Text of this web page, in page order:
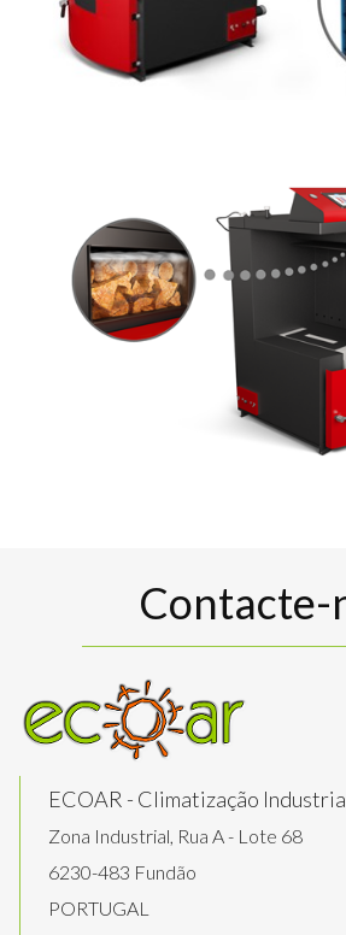
Contacte-
ECOAR - Climatização
Zona Industrial, Rua A - Lote 68
6230-483 Fundão
PORTUGAL